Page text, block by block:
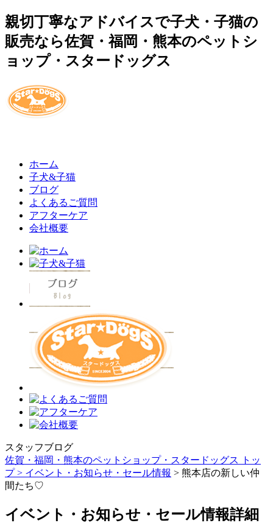
親切丁寧なアドバイスで子犬・子猫の
販売なら佐賀・福岡・熊本のペットシ
ョップ・スタードッグス
ホーム
子犬&子猫
ブログ
よくあるご質問
アフターケア
会社概要
スタッフブログ
佐賀・福岡・熊本のペットショップ・スタードッグス トッ
プ > イベント・お知らせ・セール情報 > 熊本店の新しい仲
間たち♡
イベント・お知らせ・セール情報詳細